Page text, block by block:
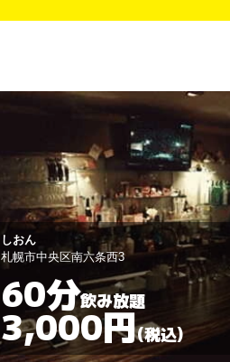
La chou chou
札幌市中央区南五条西五丁目
90分飲み放題
3,000円(税込)